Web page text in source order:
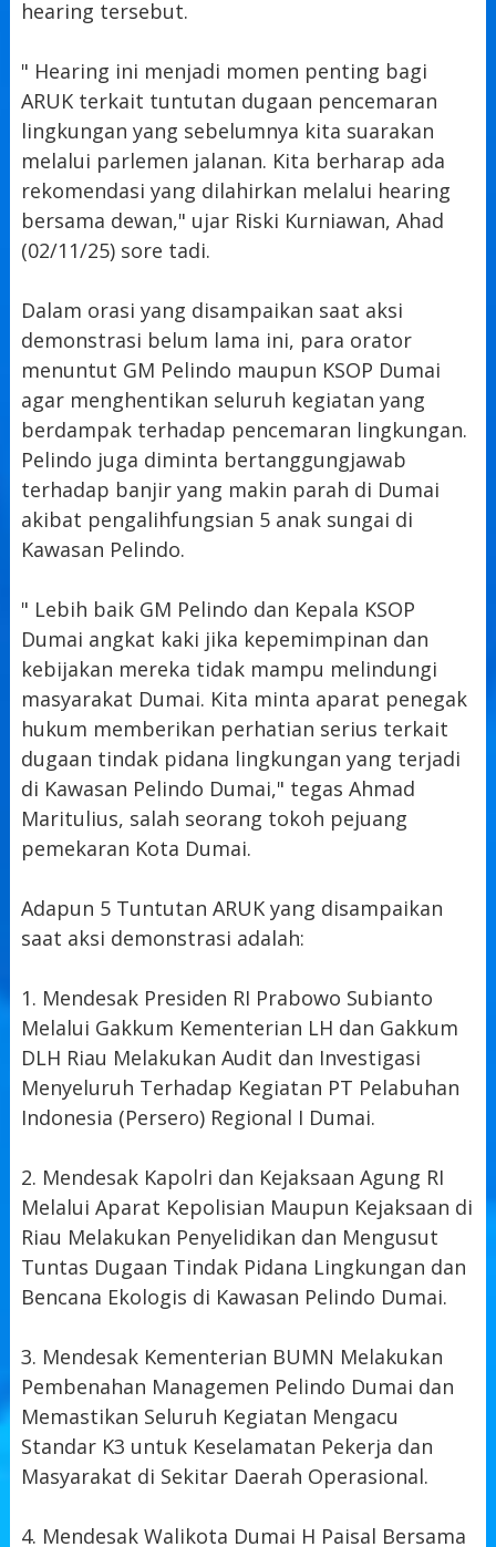
hearing tersebut.
" Hearing ini menjadi momen penting bagi
ARUK terkait tuntutan dugaan pencemaran
lingkungan yang sebelumnya kita suarakan
melalui parlemen jalanan. Kita berharap ada
rekomendasi yang dilahirkan melalui hearing
bersama dewan," ujar Riski Kurniawan, Ahad
(02/11/25) sore tadi.
Dalam orasi yang disampaikan saat aksi
demonstrasi belum lama ini, para orator
menuntut GM Pelindo maupun KSOP Dumai
agar menghentikan seluruh kegiatan yang
berdampak terhadap pencemaran lingkungan.
Pelindo juga diminta bertanggungjawab
terhadap banjir yang makin parah di Dumai
akibat pengalihfungsian 5 anak sungai di
Kawasan Pelindo.
" Lebih baik GM Pelindo dan Kepala KSOP
Dumai angkat kaki jika kepemimpinan dan
kebijakan mereka tidak mampu melindungi
masyarakat Dumai. Kita minta aparat penegak
hukum memberikan perhatian serius terkait
dugaan tindak pidana lingkungan yang terjadi
di Kawasan Pelindo Dumai," tegas Ahmad
Maritulius, salah seorang tokoh pejuang
pemekaran Kota Dumai.
Adapun 5 Tuntutan ARUK yang disampaikan
saat aksi demonstrasi adalah:
1. Mendesak Presiden RI Prabowo Subianto
Melalui Gakkum Kementerian LH dan Gakkum
DLH Riau Melakukan Audit dan Investigasi
Menyeluruh Terhadap Kegiatan PT Pelabuhan
Indonesia (Persero) Regional I Dumai.
2. Mendesak Kapolri dan Kejaksaan Agung RI
Melalui Aparat Kepolisian Maupun Kejaksaan di
Riau Melakukan Penyelidikan dan Mengusut
Tuntas Dugaan Tindak Pidana Lingkungan dan
Bencana Ekologis di Kawasan Pelindo Dumai.
3. Mendesak Kementerian BUMN Melakukan
Pembenahan Managemen Pelindo Dumai dan
Memastikan Seluruh Kegiatan Mengacu
Standar K3 untuk Keselamatan Pekerja dan
Masyarakat di Sekitar Daerah Operasional.
4. Mendesak Walikota Dumai H Paisal Bersama